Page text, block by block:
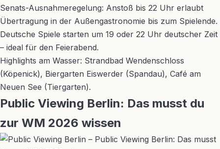
Senats-Ausnahmeregelung: Anstoß bis 22 Uhr erlaubt
Übertragung in der Außengastronomie bis zum Spielende.
Deutsche Spiele starten um 19 oder 22 Uhr deutscher Zeit
– ideal für den Feierabend.
Highlights am Wasser: Strandbad Wendenschloss
(Köpenick), Biergarten Eiswerder (Spandau), Café am
Neuen See (Tiergarten).
Public Viewing Berlin: Das musst du
zur WM 2026 wissen